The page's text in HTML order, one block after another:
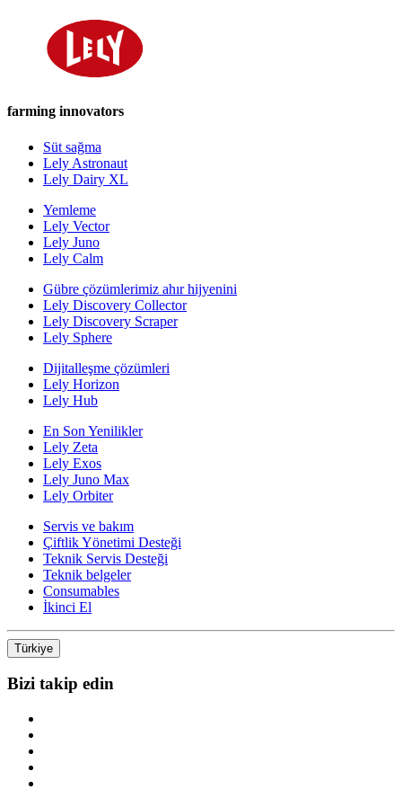
farming innovators
Süt sağma
Lely Astronaut
Lely Dairy XL
Yemleme
Lely Vector
Lely Juno
Lely Calm
Gübre çözümlerimiz ahır hijyenini
Lely Discovery Collector
Lely Discovery Scraper
Lely Sphere
Dijitalleşme çözümleri
Lely Horizon
Lely Hub
En Son Yenilikler
Lely Zeta
Lely Exos
Lely Juno Max
Lely Orbiter
Servis ve bakım
Çiftlik Yönetimi Desteği
Teknik Servis Desteği
Teknik belgeler
Consumables
İkinci El
Türkiye
Bizi takip edin